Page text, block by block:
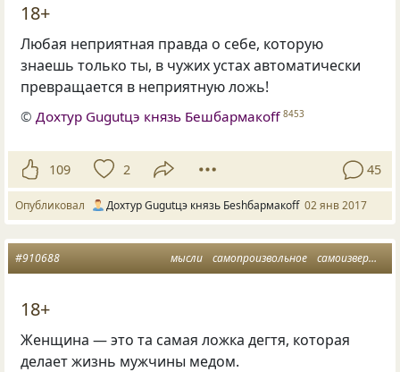
18+
Любая неприятная правда о себе, которую
знаешь только ты, в чужих устах автоматически
превращается в неприятную ложь!
© Дохтур Gugutцэ князь Бешбармакоff 8453
109 2 45
Опубликовал Дохтур Gugutцэ князь Беshбармакоff 02 янв 2017
мысли самопроизвольное самоизвержение
#910688
18+
Женщина — это та самая ложка дегтя, которая
делает жизнь мужчины медом.